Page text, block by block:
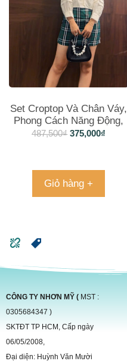
Set Croptop Và Chân Váy,
Phong Cách Năng Động,
Sành Điệu
487,500₫ 375,000₫
Giỏ hàng +
CÔNG TY NHƠN MỸ ( MST :
0305684347 )
SKTĐT TP HCM, Cấp ngày
06/05/2008,
Đại diện: Huỳnh Văn Mười